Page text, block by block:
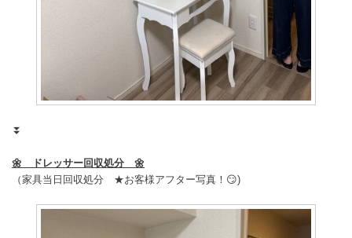
⏬
🌼 ドレッサー回収処分 🌼
（家具当日回収処分 ★お客様アフター写真！😏)